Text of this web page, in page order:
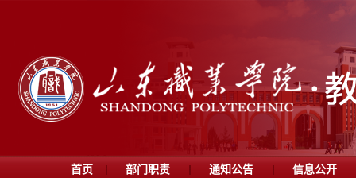
首页 部门职责 通知公告 信息公开